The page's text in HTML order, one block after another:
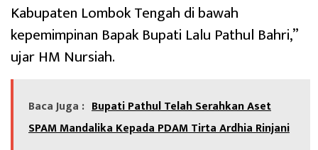
Kabupaten Lombok Tengah di bawah
kepemimpinan Bapak Bupati Lalu Pathul Bahri,”
ujar HM Nursiah.
Baca Juga : Bupati Pathul Telah Serahkan Aset
SPAM Mandalika Kepada PDAM Tirta Ardhia Rinjani